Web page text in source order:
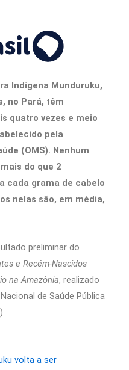
Indígena Munduruku,
no Pará, têm
quatro vezes e meio
pela
(OMS). Nenhum
do que 2
cada grama de cabelo
nelas são, em média,
preliminar do
e Recém-Nascidos
na Amazônia, realizado
de Saúde Pública
volta a ser